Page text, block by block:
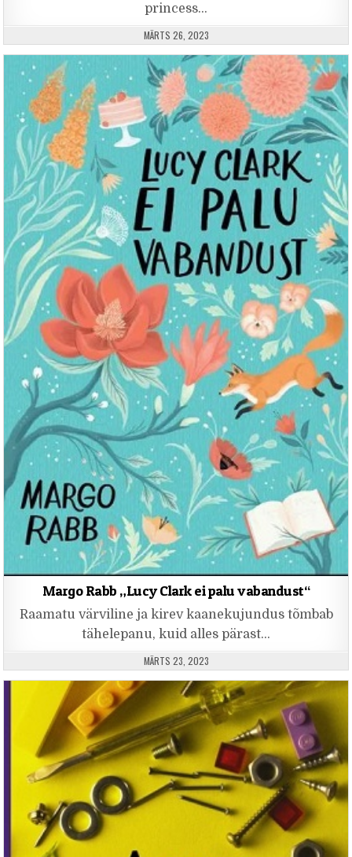
princess…
PUBLISHED DATE:
MÄRTS 26, 2023
Margo Rabb „Lucy Clark ei palu vabandust“
Raamatu värviline ja kirev kaanekujundus tõmbab
tähelepanu, kuid alles pärast…
PUBLISHED DATE:
MÄRTS 23, 2023